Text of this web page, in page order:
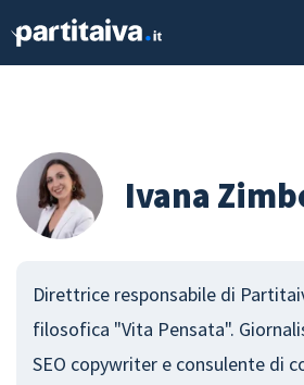
Ivana
Direttrice responsabile di
filosofica "Vita Pensata".
SEO copywriter e consulente di